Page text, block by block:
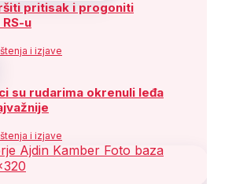
pritisak i progoniti
u
i izjave
su rudarima okrenuli leđa
i izjave